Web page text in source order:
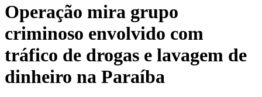
Operação mira grupo
criminoso envolvido com
tráfico de drogas e lavagem de
dinheiro na Paraíba